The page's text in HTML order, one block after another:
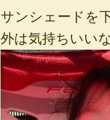
サンシェードを
外は気持ちいい